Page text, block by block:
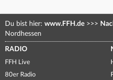
Du bist hier: www.FFH.de >>>
Nordhessen
RADIO
FFH Live
80er Radio